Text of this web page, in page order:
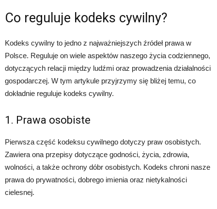
Co reguluje kodeks cywilny?
Kodeks cywilny to jedno z najważniejszych źródeł prawa w
Polsce. Reguluje on wiele aspektów naszego życia codziennego,
dotyczących relacji między ludźmi oraz prowadzenia działalności
gospodarczej. W tym artykule przyjrzymy się bliżej temu, co
dokładnie reguluje kodeks cywilny.
1. Prawa osobiste
Pierwsza część kodeksu cywilnego dotyczy praw osobistych.
Zawiera ona przepisy dotyczące godności, życia, zdrowia,
wolności, a także ochrony dóbr osobistych. Kodeks chroni nasze
prawa do prywatności, dobrego imienia oraz nietykalności
cielesnej.